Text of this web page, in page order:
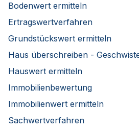
Bodenwert ermitteln
Ertragswertverfahren
Grundstückswert ermitteln
Haus überschreiben -
Hauswert ermitteln
Immobilienbewertung
Immobilienwert ermitteln
Sachwertverfahren